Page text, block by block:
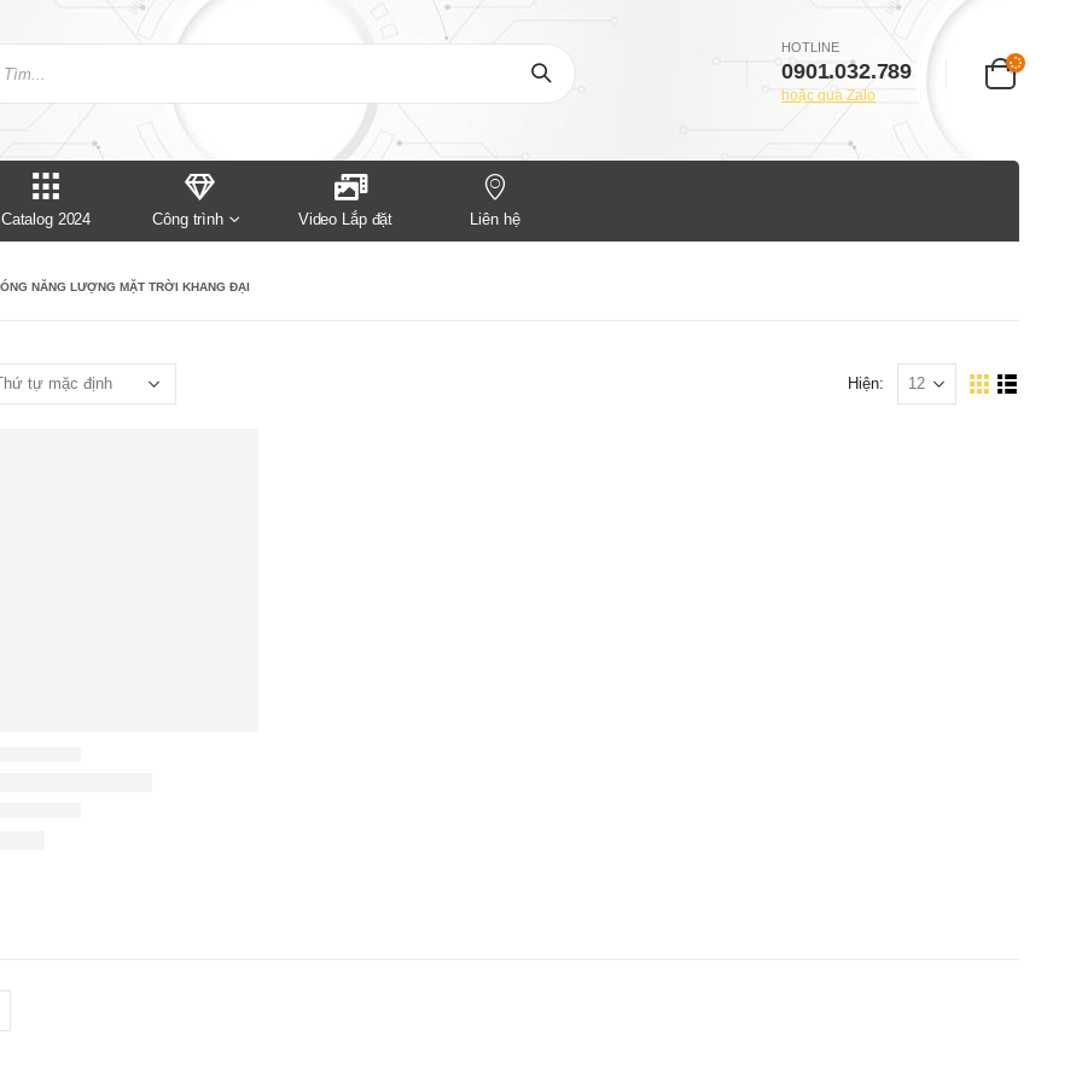
HOTLINE
0901.032.789
hoặc qua Zalo
Catalog 2024 Công trình Video Lắp đặt Liên hệ
NĂNG LƯỢNG MẶT TRỜI KHANG ĐẠI
Hiện: